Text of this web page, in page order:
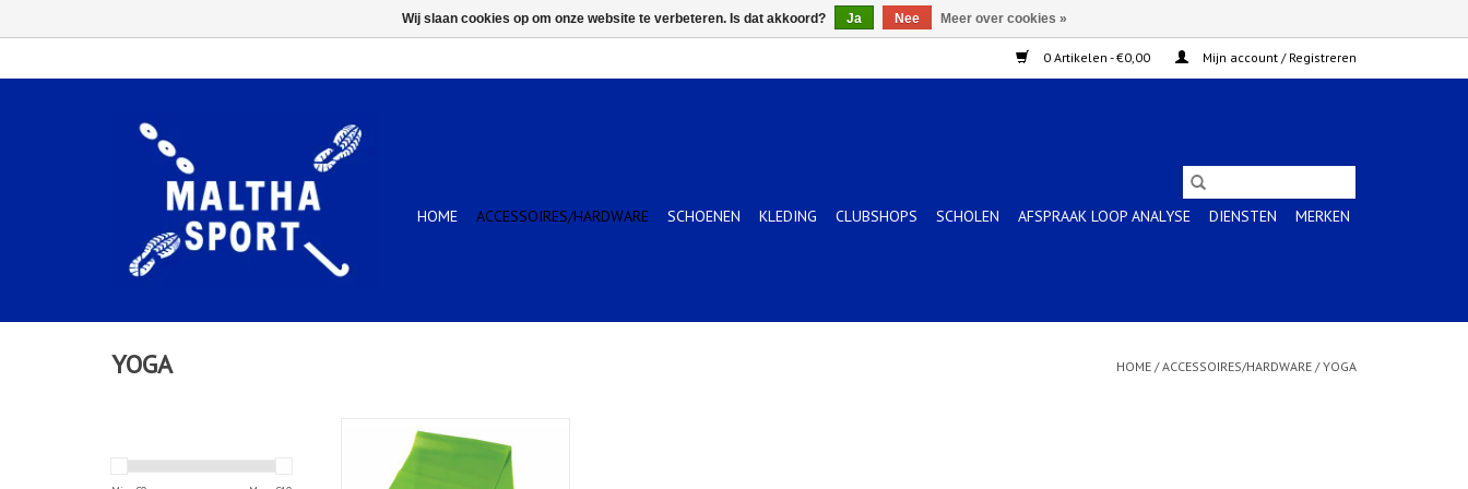
0 Artikelen - €0,00 Mijn account / Registreren
HOME ACCESSOIRES/HARDWARE SCHOENEN KLEDING CLUBSHOPS SCHOLEN AFSPRAAK LOOP ANALYSE DIENSTEN MERKEN
YOGA HOME /ACCESSOIRES/HARDWARE /YOGA
Tunturi Resistance Band. Medium,
Green
Wij slaan cookies op om onze website te verbeteren. Is dat akkoord? Ja Nee Meer over cookies »